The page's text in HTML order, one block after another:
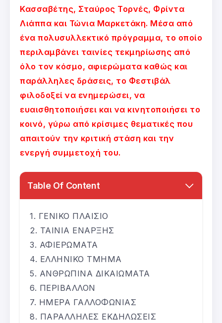
Κασσαβέτης, Σταύρος Τορνές, Φρίντα
Λιάππα και Τώνια Μαρκετάκη. Μέσα από
ένα πολυσυλλεκτικό πρόγραμμα, το οποίο
περιλαμβάνει ταινίες τεκμηρίωσης από
όλο τον κόσμο, αφιερώματα καθώς και
παράλληλες δράσεις, το Φεστιβάλ
φιλοδοξεί να ενημερώσει, να
ευαισθητοποιήσει και να κινητοποιήσει το
κοινό, γύρω από κρίσιμες θεματικές που
απαιτούν την κριτική στάση και την
ενεργή συμμετοχή του.
Table Of Content
ΓΕΝΙΚΟ ΠΛΑΙΣΙΟ
ΤΑΙΝΙΑ ΕΝΑΡΞΗΣ
ΑΦΙΕΡΩΜΑΤΑ
ΕΛΛΗΝΙΚΟ ΤΜΗΜΑ
ΑΝΘΡΩΠΙΝΑ ΔΙΚΑΙΩΜΑΤΑ
ΠΕΡΙΒΑΛΛΟΝ
ΗΜΕΡΑ ΓΑΛΛΟΦΩΝΙΑΣ
ΠΑΡΑΛΛΗΛΕΣ ΕΚΔΗΛΩΣΕΙΣ